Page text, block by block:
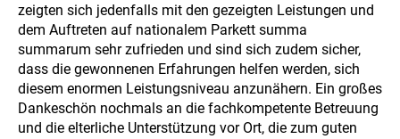
zeigten sich jedenfalls mit den gezeigten Leistungen und
dem Auftreten auf nationalem Parkett summa
summarum sehr zufrieden und sind sich zudem sicher,
dass die gewonnenen Erfahrungen helfen werden, sich
diesem enormen Leistungsniveau anzunähern. Ein großes
Dankeschön nochmals an die fachkompetente Betreuung
und die elterliche Unterstützung vor Ort, die zum guten